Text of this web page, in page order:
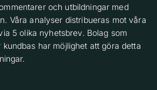
och utbildningar med
Våra analyser distribueras mot våra
5 olika nyhetsbrev. Bolag som
har möjlighet att göra detta